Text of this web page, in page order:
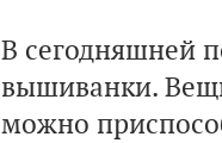
В сегодняшней
вышиванки.
можно